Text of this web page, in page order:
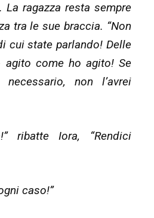
ragazza resta sempre
tra le sue braccia. “Non
cui state parlando! Delle
agito come ho agito! Se
non l’avrei
ribatte Iora, “Rendici
caso!”